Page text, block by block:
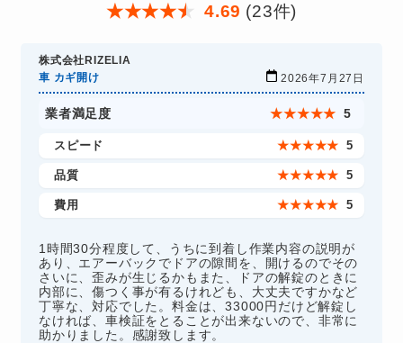
★★★★★ 4.69 (23件)
株式会社RIZELIA
車 カギ開け
2026年7月27日
業者満足度 ★★★★★ 5
スピード ★★★★★ 5
品質 ★★★★★ 5
費用 ★★★★★ 5
1時間30分程度して、うちに到着し作業内容の説明が
あり、エアーバックでドアの隙間を、開けるのでその
さいに、歪みが生じるかもまた、ドアの解錠のときに
内部に、傷つく事が有るけれども、大丈夫ですかなど
丁寧な、対応でした。料金は、33000円だけど解錠し
なければ、車検証をとることが出来ないので、非常に
助かりました。感謝致します。